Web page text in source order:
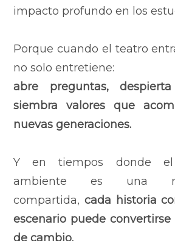
impacto profundo en los
Porque cuando el teatro
no solo entretiene:
abre preguntas,
siembra valores que
nuevas generaciones.
Y en tiempos donde el
ambiente es una
compartida,cada historia
escenario puede
de cambio.